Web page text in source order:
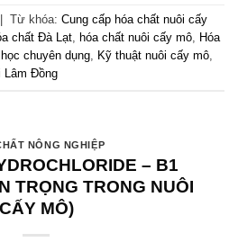
Từ khóa: Cung cấp hóa chất nuôi cấy
chất Đà Lạt hóa chất nuôi cấy mô
Hóa
chuyên dụng Kỹ thuật nuôi cấy mô
Lâm Đồng
NÔNG NGHIỆP
– B1
TRỌNG TRONG NUÔI
CẤY MÔ)